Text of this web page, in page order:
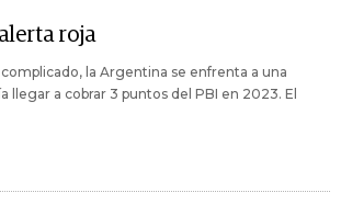
roja
la Argentina se enfrenta a una
llegar a cobrar 3 puntos del PBI en 2023. El